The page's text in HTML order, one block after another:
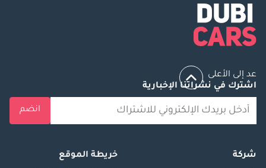
عد إلى الأعلى
اشترك في نشراتنا الإخبارية
انضم
شركة
خريطة الموقع